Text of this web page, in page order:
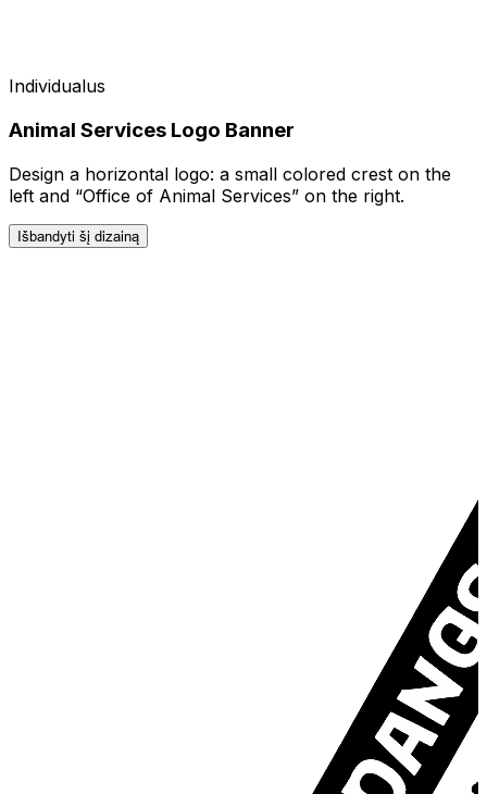
Individualus
Animal Services Logo Banner
Design a horizontal logo: a small colored crest on the
left and “Office of Animal Services” on the right.
Išbandyti šį dizainą